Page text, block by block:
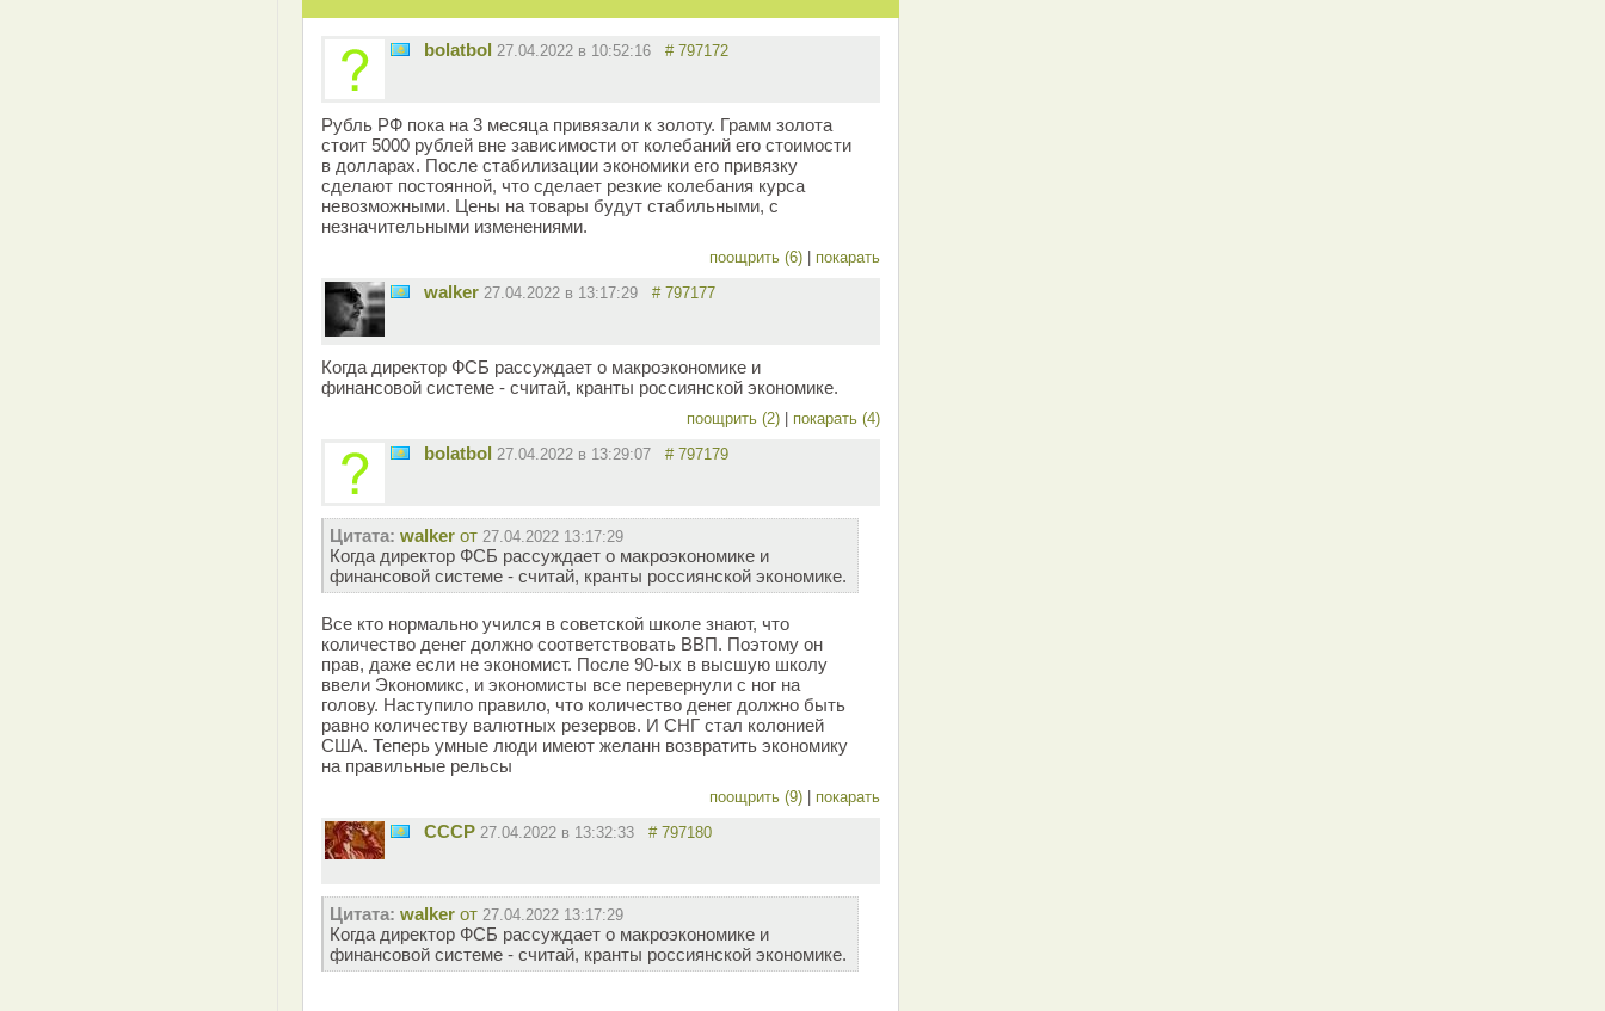
bolatbol 27.04.2022 в 10:52:16 # 797172
Рубль РФ пока на 3 месяца привязали к золоту. Грамм золота
стоит 5000 рублей вне зависимости от колебаний его стоимости
в долларах. После стабилизации экономики его привязку
сделают постоянной, что сделает резкие колебания курса
невозможными. Цены на товары будут стабильными, с
незначительными изменениями.
поощрить (6) покарать
walker 27.04.2022 в 13:17:29 # 797177
Когда директор ФСБ рассуждает о макроэкономике и
финансовой системе - считай, кранты россиянской экономике.
поощрить (2) покарать (4)
bolatbol 27.04.2022 в 13:29:07 # 797179
Цитата: walker от 27.04.2022 13:17:29
Когда директор ФСБ рассуждает о макроэкономике и
финансовой системе - считай, кранты россиянской экономике.
Все кто нормально учился в советской школе знают, что
количество денег должно соответствовать ВВП. Поэтому он
прав, даже если не экономист. После 90-ых в высшую школу
ввели Экономикс, и экономисты все перевернули с ног на
голову. Наступило правило, что количество денег должно быть
равно количеству валютных резервов. И СНГ стал колонией
США. Теперь умные люди имеют желанн возвратить экономику
на правильные рельсы
поощрить (9) покарать
СССР 27.04.2022 в 13:32:33 # 797180
Цитата: walker от 27.04.2022 13:17:29
Когда директор ФСБ рассуждает о макроэкономике и
финансовой системе - считай, кранты россиянской экономике.